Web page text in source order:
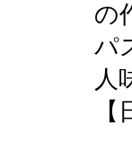
の
パ
人